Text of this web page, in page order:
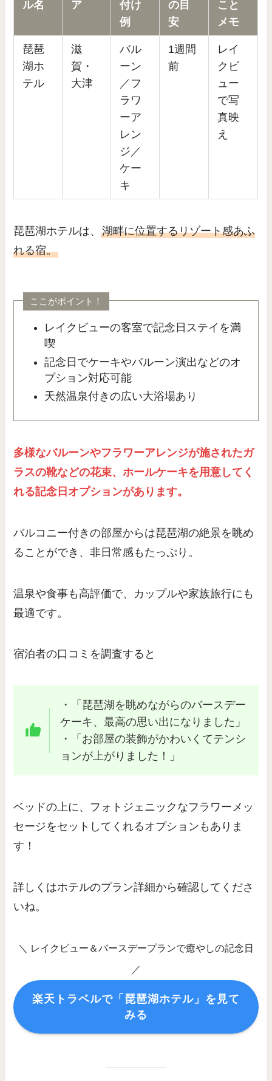
ル名 ア
付け
例
の目
安
こと
メモ
琵琶
湖ホ
テル
滋
賀・
大津
バル
ーン
／フ
ラワ
ーア
レン
ジ／
ケー
キ
1週間
前
レイ
クビ
ュー
で写
真映
え
琵琶湖ホテルは、湖畔に位置するリゾート感あふ
れる宿。
ここがポイント！
レイクビューの客室で記念日ステイを満
喫
記念日でケーキやバルーン演出などのオ
プション対応可能
天然温泉付きの広い大浴場あり
多様なバルーンやフラワーアレンジが施されたガ
ラスの靴などの花束、ホールケーキを用意してく
れる記念日オプションがあります。
バルコニー付きの部屋からは琵琶湖の絶景を眺め
ることができ、非日常感もたっぷり。
温泉や食事も高評価で、カップルや家族旅行にも
最適です。
宿泊者の口コミを調査すると
・「琵琶湖を眺めながらのバースデー
ケーキ、最高の思い出になりました」
・「お部屋の装飾がかわいくてテンシ
ョンが上がりました！」
ベッドの上に、フォトジェニックなフラワーメッ
セージをセットしてくれるオプションもありま
す！
詳しくはホテルのプラン詳細から確認してくださ
いね。
＼ レイクビュー＆バースデープランで癒やしの記念日
／
楽天トラベルで「琵琶湖ホテル」を見て
みる